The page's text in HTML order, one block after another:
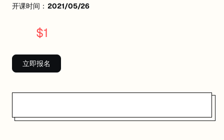
已有 4 名同学报名参加
University of Queensland
匠人学院提供高质量的IT培训课程和Workshop，帮助学员掌握实用技能
开课时间： 2021/05/26
$1
立即报名